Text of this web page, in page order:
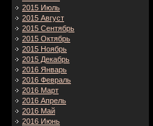
2015 Июль
2015 Август
2015 Сентябрь
2015 Октябрь
2015 Ноябрь
2015 Декабрь
2016 Январь
2016 Февраль
2016 Март
2016 Апрель
2016 Май
2016 Июнь